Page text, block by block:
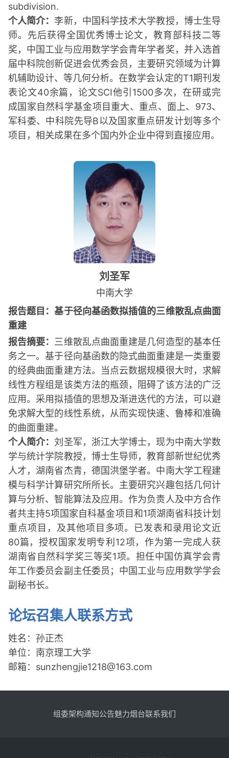
subdivision.
个人简介： 李新，中国科学技术大学教授，博士生导
师。先后获得全国优秀博士论文，教育部科技二等
奖，中国工业与应用数学学会青年学者奖，并入选首
届中科院创新促进会优秀会员，主要研究领域为计算
机辅助设计、等几何分析。在数学会认定的T1期刊发
表论文40余篇，论文SCI他引1500多次，在研或完
成国家自然科学基金项目重大、重点、面上、973、
军科委、中科院先导B以及国家重点研发计划等多个
项目，相关成果在多个国内外企业中得到直接应用。
刘圣军
中南大学
报告题目：基于径向基函数拟插值的三维散乱点曲面
重建
报告摘要： 三维散乱点曲面重建是几何造型的基本任
务之一。基于径向基函数的隐式曲面重建是一类重要
的经典曲面重建方法。当点云数据规模很大时，求解
线性方程组是该类方法的瓶颈，阻碍了该方法的广泛
应用。采用拟插值的思想及渐进迭代的方法，可以避
免求解大型的线性系统，从而实现快速、鲁棒和准确
的曲面重建。
个人简介：刘圣军，浙江大学博士，现为中南大学数
学与统计学院教授，博士生导师，教育部新世纪优秀
人才，湖南省杰青，德国洪堡学者。中南大学工程建
模与科学计算研究所所长。主要研究兴趣包括几何计
算与分析、智能算法及应用。作为负责人及中方合作
者共主持5项国家自科基金项目和1项湖南省科技计划
重点项目，及其他项目多项。已发表和录用论文近
80篇，授权国家发明专利12项，作为第一完成人获
湖南省自然科学奖三等奖1项。担任中国仿真学会青
年工作委员会副主任委员；中国工业与应用数学学会
副秘书长。
论坛召集人联系方式
姓名：孙正杰
单位：南京理工大学
邮箱：sunzhengjie1218@163.com
组委架构通知公告魅力烟台联系我们